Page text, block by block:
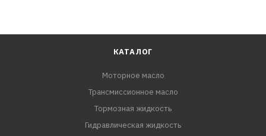
КАТАЛОГ
Моторное масло
Трансмиссионное масло
Тормозная жидкость
Гидравлическая жидкость